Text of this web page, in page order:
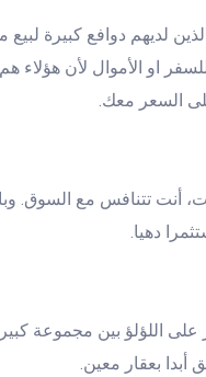
لديهم دوافع كبيرة لبيع
او الأموال لأن هؤلاء
السعر معك.
أنت تتنافس مع السوق.
دهيا.
على اللؤلؤ بين مجموعة
أبدا بعقار معين.